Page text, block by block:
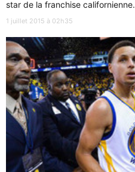
star de la franchise californienne.
1 juillet 2015 à 02h35